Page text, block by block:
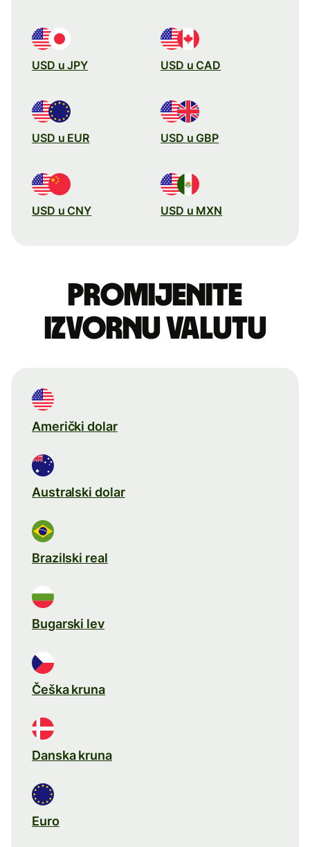
USD u JPY USD u CAD
USD u EUR USD u GBP
USD u CNY USD u MXN
Promijenite
izvornu valutu
Američki dolar
Australski dolar
Brazilski real
Bugarski lev
Češka kruna
Danska kruna
Euro